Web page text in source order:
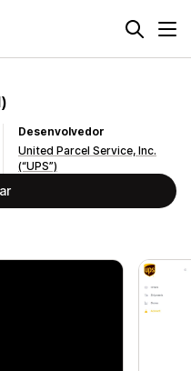
Desenvolvedor
United Parcel Service, Inc.
(“UPS”)